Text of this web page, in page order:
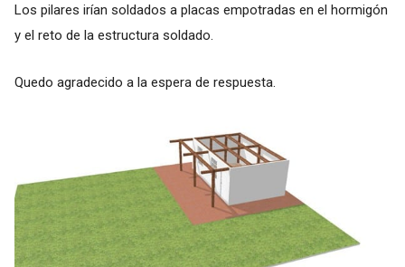
Los pilares irían soldados a placas empotradas en el hormigón
y el reto de la estructura soldado.
Quedo agradecido a la espera de respuesta.